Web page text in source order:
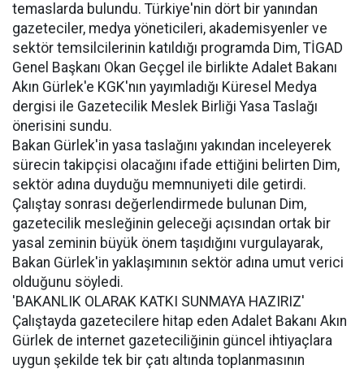
temaslarda bulundu. Türkiye'nin dört bir yanından
gazeteciler, medya yöneticileri, akademisyenler ve
sektör temsilcilerinin katıldığı programda Dim, TİGAD
Genel Başkanı Okan Geçgel ile birlikte Adalet Bakanı
Akın Gürlek'e KGK'nın yayımladığı Küresel Medya
dergisi ile Gazetecilik Meslek Birliği Yasa Taslağı
önerisini sundu.
Bakan Gürlek'in yasa taslağını yakından inceleyerek
sürecin takipçisi olacağını ifade ettiğini belirten Dim,
sektör adına duyduğu memnuniyeti dile getirdi.
Çalıştay sonrası değerlendirmede bulunan Dim,
gazetecilik mesleğinin geleceği açısından ortak bir
yasal zeminin büyük önem taşıdığını vurgulayarak,
Bakan Gürlek'in yaklaşımının sektör adına umut verici
olduğunu söyledi.
'BAKANLIK OLARAK KATKI SUNMAYA HAZIRIZ'
Çalıştayda gazetecilere hitap eden Adalet Bakanı Akın
Gürlek de internet gazeteciliğinin güncel ihtiyaçlara
uygun şekilde tek bir çatı altında toplanmasının